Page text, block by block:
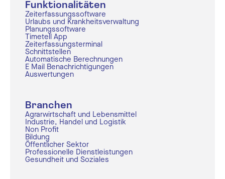
Funktionalitäten
Zeiterfassungssoftware
Urlaubs und Krankheitsverwaltung
Planungssoftware
Timetell App
Zeiterfassungsterminal
Schnittstellen
Automatische Berechnungen
E Mail Benachrichtigungen
Auswertungen
Branchen
Agrarwirtschaft und Lebensmittel
Industrie, Handel und Logistik
Non Profit
Bildung
Öffentlicher Sektor
Professionelle Dienstleistungen
Gesundheit und Soziales